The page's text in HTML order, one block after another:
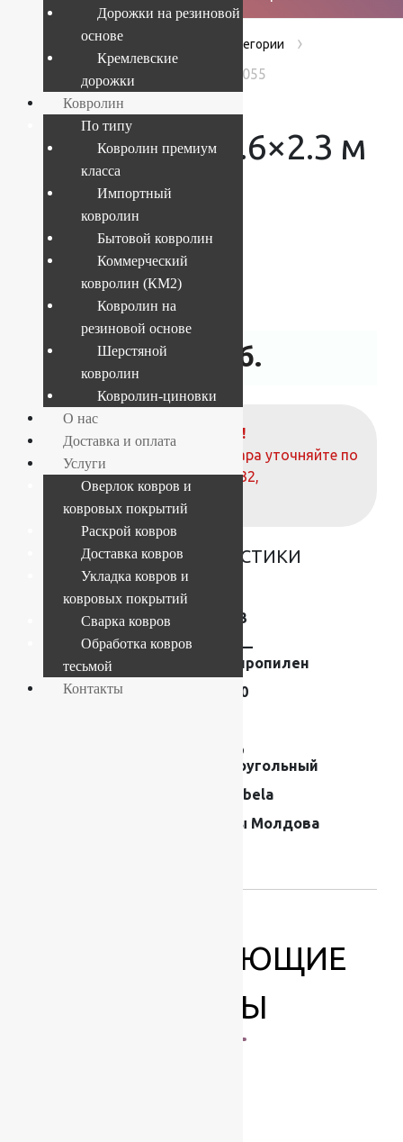
› Products Без категории ›
Ковер Soho 1.6x2.3 м 1952 1 15055
Ковер Soho 1.6×2.3 м
1952 1 15055
Текущий размер:1.6x2.3 м
Артикул:
4841227983020
8 464 руб.
ВНИМАНИЕ!
О наличие и стоимости товара уточняйте по
телефонам:+7 (812) 377-09-32,
+7 (967) 346-75-44
ОСНОВНЫЕ ХАРАКТЕРИСТИКИ
Размер (м)
1.6×2.3
Frise —
полипропилен
Плотность
192000
Ковер
прямоугольный
Moldabela
Ковры Молдова
СОПУТСТВУЮЩИЕ
ТОВАРЫ
Дорожки на резиновой
основе
Кремлевские
дорожки
Ковролин
По типу
Ковролин премиум
класса
Импортный
ковролин
Бытовой ковролин
Коммерческий
ковролин (КМ2)
Ковролин на
резиновой основе
Шерстяной
ковролин
Ковролин-циновки
О нас
Доставка и оплата
Услуги
Оверлок ковров и
ковровых покрытий
Раскрой ковров
Доставка ковров
Укладка ковров и
ковровых покрытий
Сварка ковров
Обработка ковров
тесьмой
Контакты